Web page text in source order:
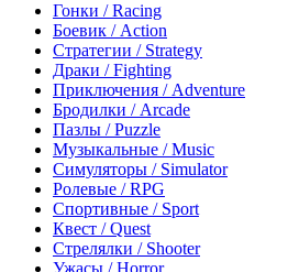
Гонки / Racing
Боевик / Action
Стратегии / Strategy
Драки / Fighting
Приключения / Adventure
Бродилки / Arcade
Пазлы / Puzzle
Музыкальные / Music
Симуляторы / Simulator
Ролевые / RPG
Спортивные / Sport
Квест / Quest
Стрелялки / Shooter
Ужасы / Horror